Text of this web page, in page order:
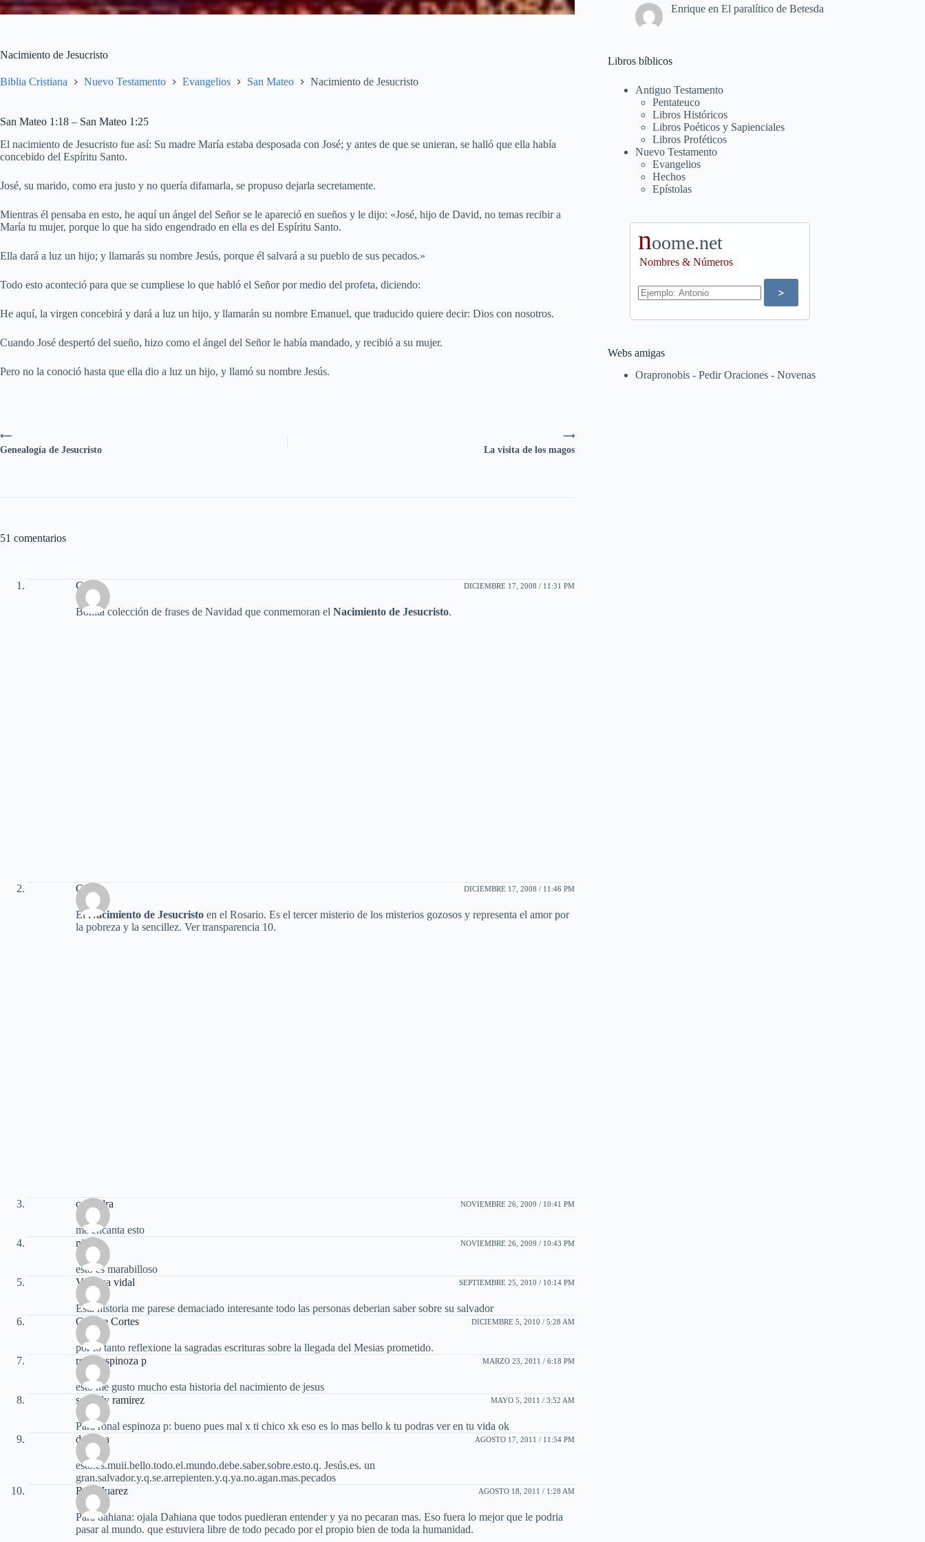
Nacimiento de Jesucristo
Biblia Cristiana Nuevo Testamento Evangelios San Mateo Nacimiento de Jesucristo
San Mateo 1:18 – San Mateo 1:25
El nacimiento de Jesucristo fue así: Su madre María estaba desposada con José; y antes de que se unieran, se halló que ella había
concebido del Espíritu Santo.
José, su marido, como era justo y no quería difamarla, se propuso dejarla secretamente.
Mientras él pensaba en esto, he aquí un ángel del Señor se le apareció en sueños y le dijo: «José, hijo de David, no temas recibir a
María tu mujer, porque lo que ha sido engendrado en ella es del Espíritu Santo.
Ella dará a luz un hijo; y llamarás su nombre Jesús, porque él salvará a su pueblo de sus pecados.»
Todo esto aconteció para que se cumpliese lo que habló el Señor por medio del profeta, diciendo:
He aquí, la virgen concebirá y dará a luz un hijo, y llamarán su nombre Emanuel, que traducido quiere decir: Dios con nosotros.
Cuando José despertó del sueño, hizo como el ángel del Señor le había mandado, y recibió a su mujer.
Pero no la conoció hasta que ella dio a luz un hijo, y llamó su nombre Jesús.
⟶
La visita de los magos
⟵
Genealogía de Jesucristo
51 comentarios
Carlos DICIEMBRE 17, 2008 / 11:31 PM
Bonita colección de frases de Navidad que conmemoran el Nacimiento de Jesucristo.
Carlos DICIEMBRE 17, 2008 / 11:46 PM
El Nacimiento de Jesucristo en el Rosario. Es el tercer misterio de los misterios gozosos y representa el amor por
la pobreza y la sencillez. Ver transparencia 10.
casandra NOVIEMBRE 26, 2009 / 10:41 PM
me encanta esto
nicol
NOVIEMBRE 26, 2009 / 10:43 PM
esto es marabilloso
Vanessa vidal
SEPTIEMBRE 25, 2010 / 10:14 PM
Esta historia me parese demaciado interesante todo las personas deberian saber sobre su salvador
George Cortes
DICIEMBRE 5, 2010 / 5:28 AM
por lo tanto reflexione la sagradas escrituras sobre la llegada del Mesias prometido.
ronal espinoza p
MARZO 23, 2011 / 6:18 PM
esto me gusto mucho esta historia del nacimiento de jesus
sobiedy ramirez
MAYO 5, 2011 / 3:52 AM
Para ronal espinoza p: bueno pues mal x ti chico xk eso es lo mas bello k tu podras ver en tu vida ok
dahiana
AGOSTO 17, 2011 / 11:54 PM
esto.es.muii.bello.todo.el.mundo.debe.saber.sobre.esto.q. Jesús.es. un
gran.salvador.y.q.se.arrepienten.y.q.ya.no.agan.mas.pecados
Rosa Juarez
AGOSTO 18, 2011 / 1:28 AM
Para dahiana: ojala Dahiana que todos puedieran entender y ya no pecaran mas. Eso fuera lo mejor que le podria
pasar al mundo. que estuviera libre de todo pecado por el propio bien de toda la humanidad.
Enrique enEl paralítico de Betesda
Libros bíblicos
Antiguo Testamento
Pentateuco
Libros Históricos
Libros Poéticos y Sapienciales
Libros Proféticos
Nuevo Testamento
Evangelios
Hechos
Epístolas
noome.net
Nombres & Números
Webs amigas
Orapronobis - Pedir Oraciones - Novenas